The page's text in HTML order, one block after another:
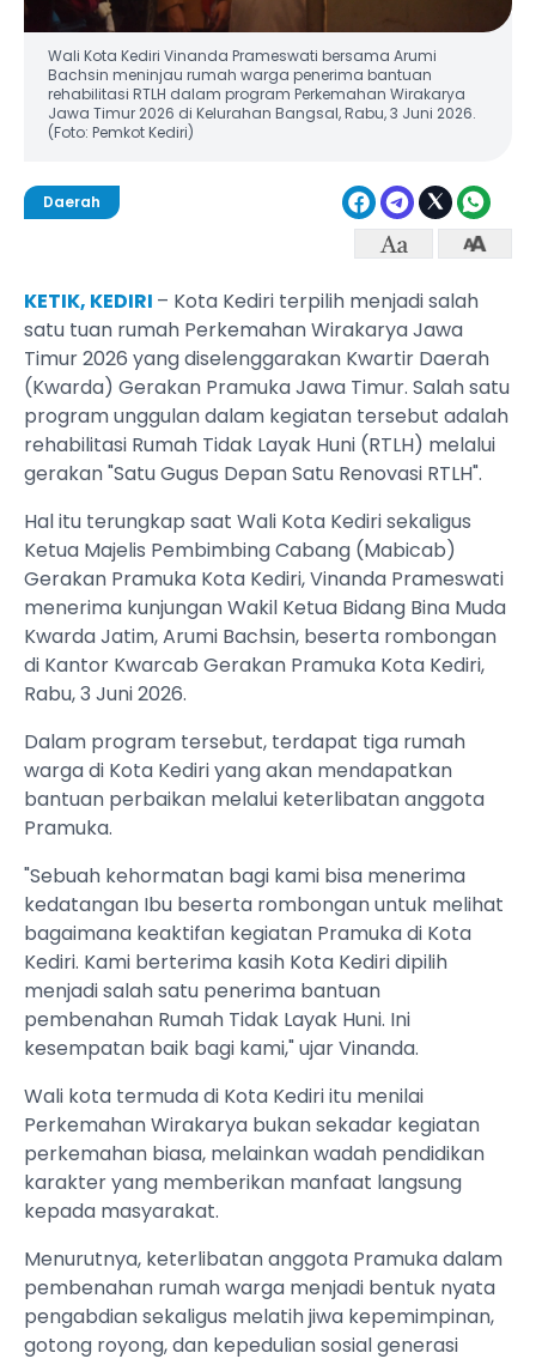
Wali Kota Kediri Vinanda Prameswati bersama Arumi
Bachsin meninjau rumah warga penerima bantuan
rehabilitasi RTLH dalam program Perkemahan Wirakarya
Jawa Timur 2026 di Kelurahan Bangsal, Rabu, 3 Juni 2026.
(Foto: Pemkot Kediri)
Daerah
KETIK, KEDIRI – Kota Kediri terpilih menjadi salah
satu tuan rumah Perkemahan Wirakarya Jawa
Timur 2026 yang diselenggarakan Kwartir Daerah
(Kwarda) Gerakan Pramuka Jawa Timur. Salah satu
program unggulan dalam kegiatan tersebut adalah
rehabilitasi Rumah Tidak Layak Huni (RTLH) melalui
gerakan "Satu Gugus Depan Satu Renovasi RTLH".
Hal itu terungkap saat Wali Kota Kediri sekaligus
Ketua Majelis Pembimbing Cabang (Mabicab)
Gerakan Pramuka Kota Kediri, Vinanda Prameswati
menerima kunjungan Wakil Ketua Bidang Bina Muda
Kwarda Jatim, Arumi Bachsin, beserta rombongan
di Kantor Kwarcab Gerakan Pramuka Kota Kediri,
Rabu, 3 Juni 2026.
Dalam program tersebut, terdapat tiga rumah
warga di Kota Kediri yang akan mendapatkan
bantuan perbaikan melalui keterlibatan anggota
Pramuka.
"Sebuah kehormatan bagi kami bisa menerima
kedatangan Ibu beserta rombongan untuk melihat
bagaimana keaktifan kegiatan Pramuka di Kota
Kediri. Kami berterima kasih Kota Kediri dipilih
menjadi salah satu penerima bantuan
pembenahan Rumah Tidak Layak Huni. Ini
kesempatan baik bagi kami," ujar Vinanda.
Wali kota termuda di Kota Kediri itu menilai
Perkemahan Wirakarya bukan sekadar kegiatan
perkemahan biasa, melainkan wadah pendidikan
karakter yang memberikan manfaat langsung
kepada masyarakat.
Menurutnya, keterlibatan anggota Pramuka dalam
pembenahan rumah warga menjadi bentuk nyata
pengabdian sekaligus melatih jiwa kepemimpinan,
gotong royong, dan kepedulian sosial generasi